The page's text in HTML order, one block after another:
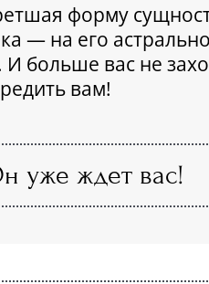
форму
— на его
больше вас не
вам!
уже ждет вас!